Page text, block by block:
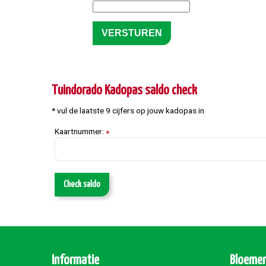
Tuindorado Kadopas saldo check
* vul de laatste 9 cijfers op jouw kadopas in
Kaartnummer: *
Check saldo
Informatie